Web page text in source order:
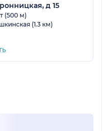
д 15
(500 м)
(1.3 км)